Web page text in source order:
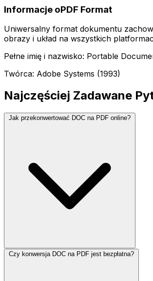
Informacje oPDF Format
Uniwersalny format dokumentu
obrazy i układ na wszystkich
Pełne imię i nazwisko: Portable
Twórca: Adobe Systems (1993)
Najczęściej Zadawane
Jak przekonwertować DOC na PDF online?
Czy konwersja DOC na PDF jest bezpłatna?